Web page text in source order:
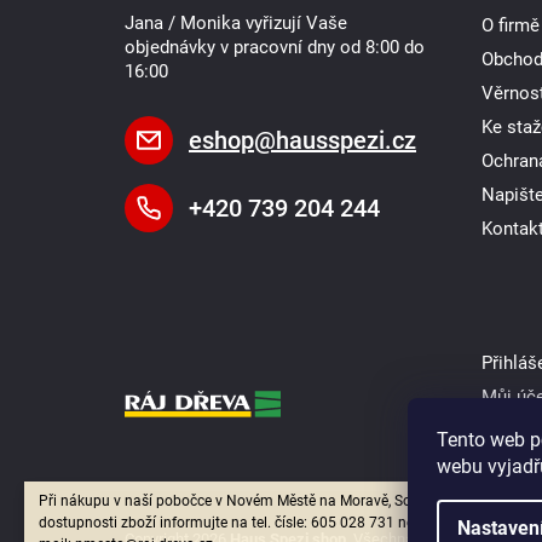
Tento web
webu
Při nákupu v naší pobočce v Novém Městě na Moravě, Soškova 1550, se o
dostupnosti zboží informujte na tel. čísle: 605 028 731 nebo dotaz zašlete na
Jana / Monika vyřizují Vaše
objednávky v pracovní dny od 8:00 do
16:00
eshop@hausspezi.cz
+420 739 204 244
O firmě
Ke
Můj